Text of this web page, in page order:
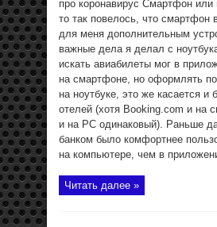
про коронавирус Смартфон или
то так повелось, что смартфон
для меня дополнительным
важные дела я делал с
искать авиабилеты мог в
на смартфоне, но оформлять
на ноутбуке, это же касается и
отелей (хотя Booking.com и на
и на PC одинаковый). Раньше
банком было комфортнее
на компьютере, чем в
Читать далее »